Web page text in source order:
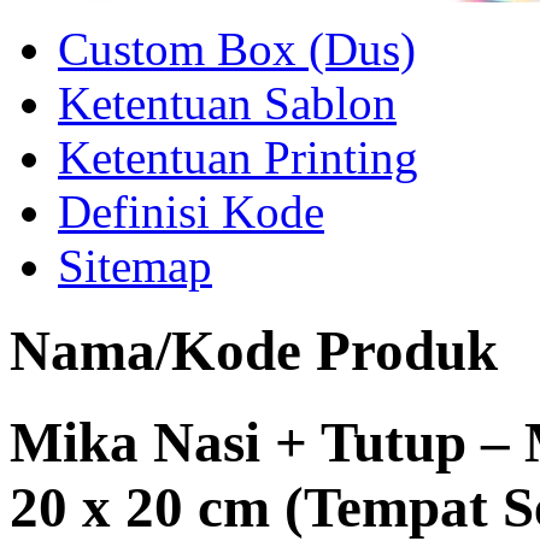
Custom Box (Dus)
Ketentuan Sablon
Ketentuan Printing
Definisi Kode
Sitemap
Nama/Kode Produk
Mika Nasi + Tutup –
20 x 20 cm (Tempat